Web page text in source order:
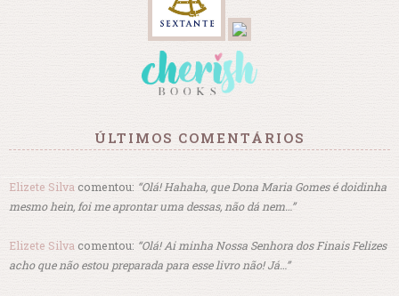
ÚLTIMOS COMENTÁRIOS
Elizete Silva comentou: “Olá! Hahaha, que Dona Maria Gomes é doidinha
mesmo hein, foi me aprontar uma dessas, não dá nem…”
Elizete Silva comentou: “Olá! Ai minha Nossa Senhora dos Finais Felizes
acho que não estou preparada para esse livro não! Já…”